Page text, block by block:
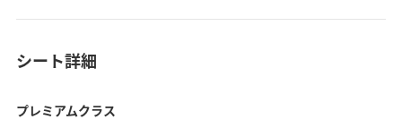
シート詳細
プレミアムクラス